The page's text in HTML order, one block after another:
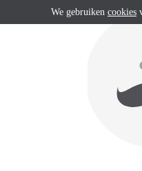
We gebruiken cookies